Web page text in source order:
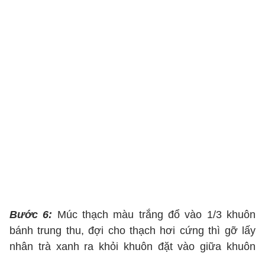
Bước 6: Múc thạch màu trắng đổ vào 1/3 khuôn
bánh trung thu, đợi cho thạch hơi cứng thì gỡ lấy
nhân trà xanh ra khỏi khuôn đặt vào giữa khuôn